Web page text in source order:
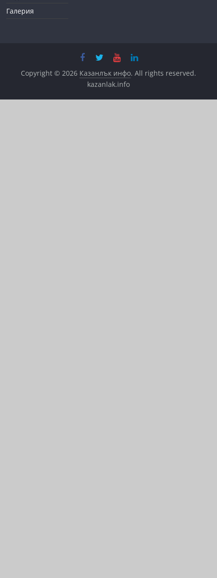
Галерия
Copyright © 2026 Казанлък инфо. All rights reserved.
kazanlak.info